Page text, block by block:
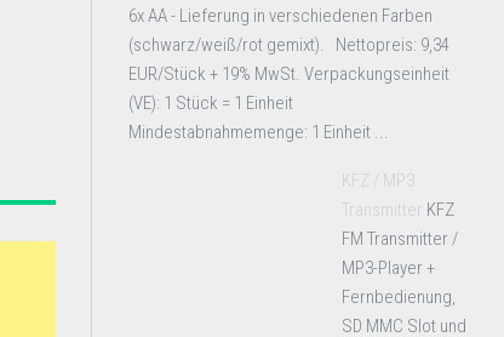
6x AA - Lieferung in verschiedenen Farben
(schwarz/weiß/rot gemixt). Nettopreis: 9,34
EUR/Stück + 19% MwSt. Verpackungseinheit
(VE): 1 Stück = 1 Einheit
Mindestabnahmemenge: 1 Einheit ...
KFZ / MP3
Transmitter KFZ
FM Transmitter /
MP3-Player +
Fernbedienung,
SD MMC Slot und